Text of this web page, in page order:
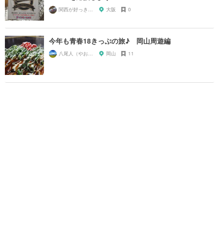
関西が好っきゃねん 大阪 0
今年も青春18きっぷの旅♪ 岡山周遊編
八尾人（やおんちゅ） 岡山 11